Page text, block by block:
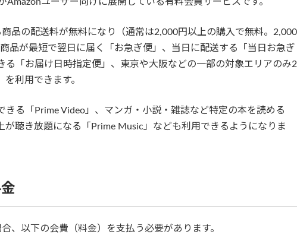
品の配送料が無料になり（通常は2,000円以上の購入で無料。2,000
品が最短で翌日に届く「お急ぎ便」、当日に配送する「当日お急ぎ
る「お届け日時指定便」、東京や大阪などの一部の対象エリアのみ2
利用できます。
きる「Prime Video」、マンガ・小説・雑誌など特定の本を読める
が聴き放題になる「Prime Music」なども利用できるようになりま
、以下の会費（料金）を支払う必要があります。